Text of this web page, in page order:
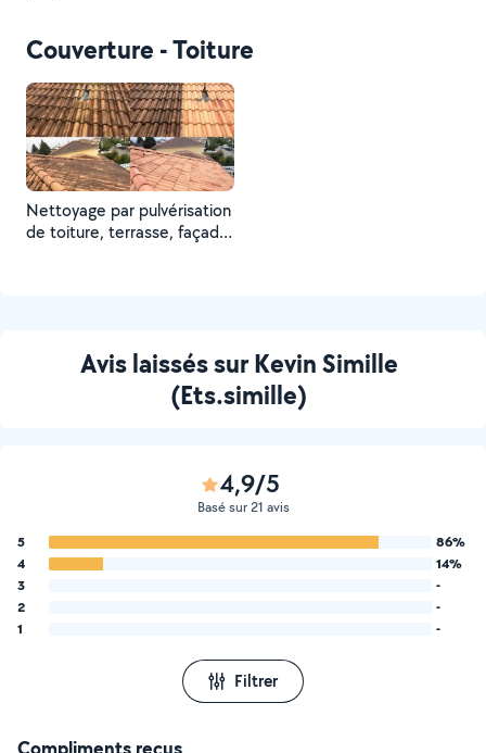
Couverture - Toiture
Nettoyage par pulvérisation
de toiture, terrasse, façade.
Avis laissés sur Kevin Simille
(Ets.simille)
4,9/5
Basé sur 21 avis
5
86%
4
14%
3
-
2
-
1
-
Filtrer